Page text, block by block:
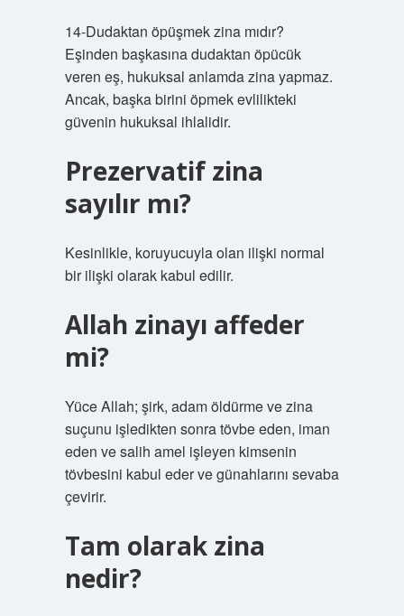
14-Dudaktan öpüşmek zina mıdır?
Eşinden başkasına dudaktan öpücük
veren eş, hukuksal anlamda zina yapmaz.
Ancak, başka birini öpmek evlilikteki
güvenin hukuksal ihlalidir.
Prezervatif zina
sayılır mı?
Kesinlikle, koruyucuyla olan ilişki normal
bir ilişki olarak kabul edilir.
Allah zinayı affeder
mi?
Yüce Allah; şirk, adam öldürme ve zina
suçunu işledikten sonra tövbe eden, iman
eden ve salih amel işleyen kimsenin
tövbesini kabul eder ve günahlarını sevaba
çevirir.
Tam olarak zina
nedir?